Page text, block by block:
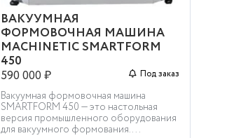
ВАКУУМНАЯ
ФОРМОВОЧНАЯ МАШИНА
MACHINETIC SMARTFORM
450
590 000 ₽
Под заказ
Вакуумная формовочная машина
SMARTFORM 450 — это настольная
версия промышленного оборудования
для вакуумного формования. ...